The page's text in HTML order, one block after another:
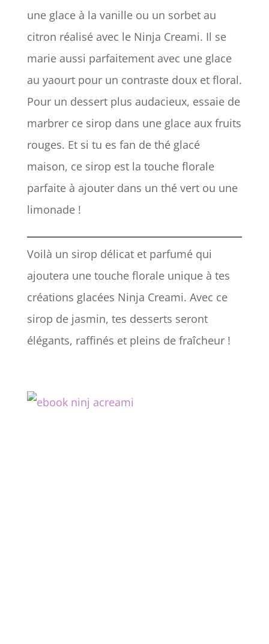
une glace à la vanille ou un sorbet au
citron réalisé avec le Ninja Creami. Il se
marie aussi parfaitement avec une glace
au yaourt pour un contraste doux et floral.
Pour un dessert plus audacieux, essaie de
marbrer ce sirop dans une glace aux fruits
rouges. Et si tu es fan de thé glacé
maison, ce sirop est la touche florale
parfaite à ajouter dans un thé vert ou une
limonade !
Voilà un sirop délicat et parfumé qui
ajoutera une touche florale unique à tes
créations glacées Ninja Creami. Avec ce
sirop de jasmin, tes desserts seront
élégants, raffinés et pleins de fraîcheur !